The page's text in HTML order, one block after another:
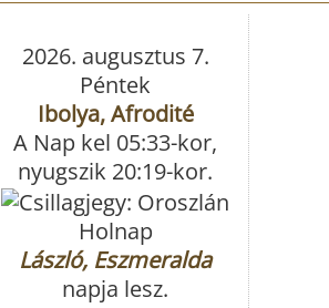
2026. augusztus 7.
Péntek
Ibolya, Afrodité
A Nap kel 05:33-kor,
nyugszik 20:19-kor.
Holnap
László, Eszmeralda
napja lesz.